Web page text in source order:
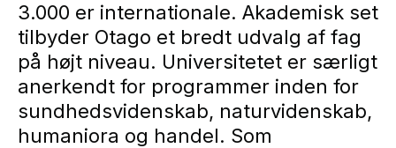
3.000 er internationale. Akademisk set
tilbyder Otago et bredt udvalg af fag
på højt niveau. Universitetet er særligt
anerkendt for programmer inden for
sundhedsvidenskab, naturvidenskab,
humaniora og handel. Som